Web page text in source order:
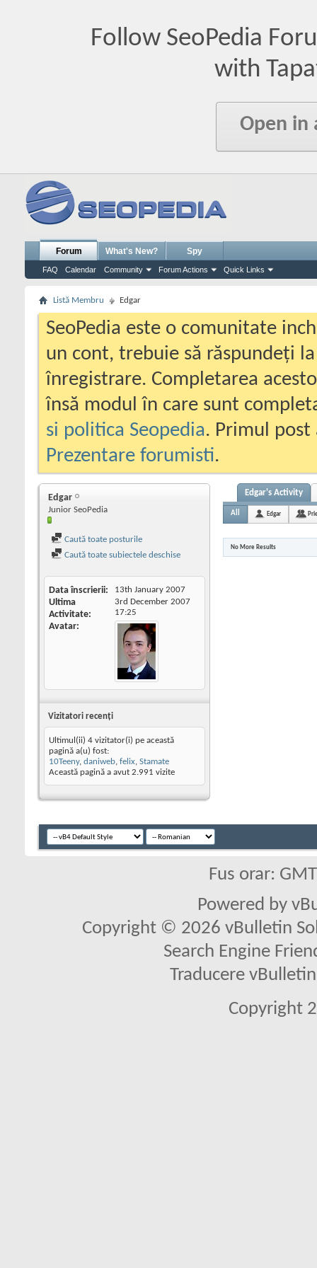
Follow SeoPedia
with
Open in
Forum
FAQ Calendar Community Forum Actions Quick Links
What's New? Spy
Listă Membru Edgar
SeoPedia este o comunitate
un cont, trebuie să răspundeți
înregistrare. Completarea
însă modul în care sunt
si politica Seopedia. Primul
Prezentare forumisti.
Edgar
Junior SeoPedia
Caută toate posturile
Caută toate subiectele deschise
Data înscrierii 13th January 2007
Ultima
Activitate
3rd December 2007
17:25
Avatar
Vizitatori recenţi
Ultimul(ii) 4 vizitator(i) pe această
pagină a(u) fost:
10Teeny, daniweb, felix, Stamate
Această pagină a avut 2.991 vizite
Edgar's Activity
All Edgar
No More Results
Fus orar:
Powered by
Copyright © 2026 vBulletin
Search Engine
Traducere
Copyright